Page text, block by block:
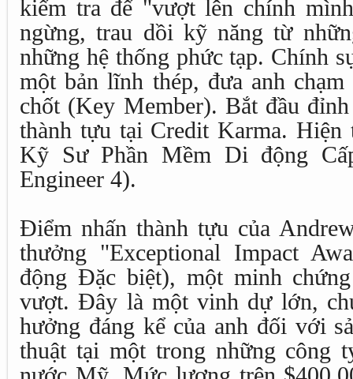
kiểm tra để "vượt lên chính
ngừng, trau dồi kỹ năng từ
những hệ thống phức tạp. Chính
một bản lĩnh thép, đưa anh
chốt (Key Member). Bắt đầu
thành tựu tại Credit Karma.
Kỹ Sư Phần Mềm Di động
Engineer 4).
Điểm nhấn thành tựu của
thưởng "Exceptional Impact
động Đặc biệt), một minh
vượt. Đây là một vinh dự lớn,
hưởng đáng kể của anh đối với
thuật tại một trong những công